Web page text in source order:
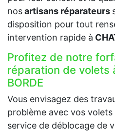
nosartisans réparateurs
disposition pour tout
intervention rapide à
Profitez de notre
réparation de volets
BORDE
Vous envisagez des
problème avec vos
service de déblocage de